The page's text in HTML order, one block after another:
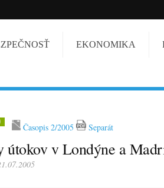
EKONOMIKA
Časopis 2/2005 Separát
útokov v Londýne a